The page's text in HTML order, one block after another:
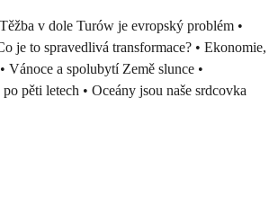
v dole Turów je evropský problém •
je to spravedlivá transformace? • Ekonomie,
Vánoce a spolubytí Země slunce •
pěti letech • Oceány jsou naše srdcovka